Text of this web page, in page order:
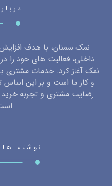
نمک سمنان، با هدف
داخلی، فعالیت های خود را
نمک آغاز کرد. خدمات مشتری
و کار ما است و بر این
رضایت مشتری و تجربه
نوشته